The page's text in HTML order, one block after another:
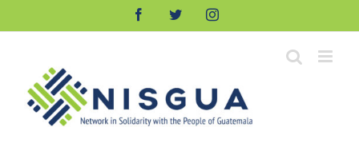
FacebookTwitterInstagram